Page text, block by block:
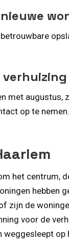
met
op te
het centrum,
de
voor de